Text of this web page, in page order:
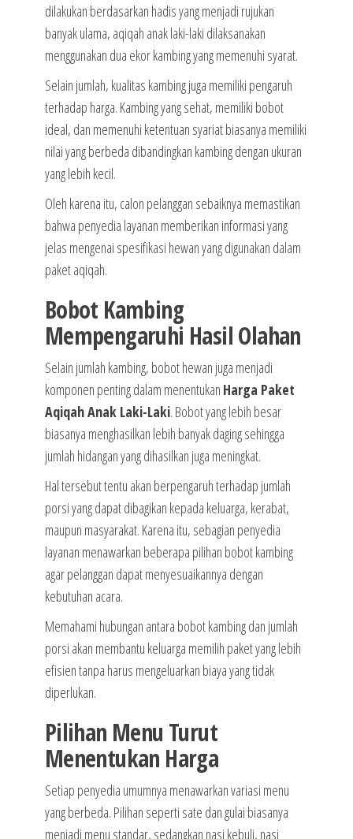
dilakukan berdasarkan hadis yang menjadi rujukan
banyak ulama, aqiqah anak laki-laki dilaksanakan
menggunakan dua ekor kambing yang memenuhi syarat.
Selain jumlah, kualitas kambing juga memiliki pengaruh
terhadap harga. Kambing yang sehat, memiliki bobot
ideal, dan memenuhi ketentuan syariat biasanya memiliki
nilai yang berbeda dibandingkan kambing dengan ukuran
yang lebih kecil.
Oleh karena itu, calon pelanggan sebaiknya memastikan
bahwa penyedia layanan memberikan informasi yang
jelas mengenai spesifikasi hewan yang digunakan dalam
paket aqiqah.
Bobot Kambing
Mempengaruhi Hasil Olahan
Selain jumlah kambing, bobot hewan juga menjadi
komponen penting dalam menentukan Harga Paket
Aqiqah Anak Laki-Laki. Bobot yang lebih besar
biasanya menghasilkan lebih banyak daging sehingga
jumlah hidangan yang dihasilkan juga meningkat.
Hal tersebut tentu akan berpengaruh terhadap jumlah
porsi yang dapat dibagikan kepada keluarga, kerabat,
maupun masyarakat. Karena itu, sebagian penyedia
layanan menawarkan beberapa pilihan bobot kambing
agar pelanggan dapat menyesuaikannya dengan
kebutuhan acara.
Memahami hubungan antara bobot kambing dan jumlah
porsi akan membantu keluarga memilih paket yang lebih
efisien tanpa harus mengeluarkan biaya yang tidak
diperlukan.
Pilihan Menu Turut
Menentukan Harga
Setiap penyedia umumnya menawarkan variasi menu
yang berbeda. Pilihan seperti sate dan gulai biasanya
menjadi menu standar, sedangkan nasi kebuli, nasi